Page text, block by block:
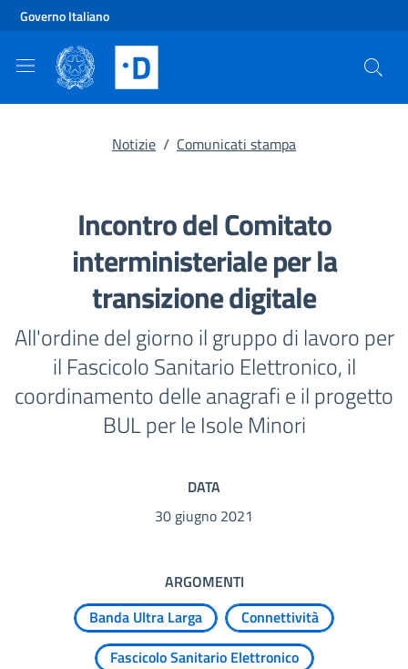
Vai al contenuto principale
Vai al footer
Governo Italiano
Notizie / Comunicati stampa
Incontro del Comitato
interministeriale per la
transizione digitale
All'ordine del giorno il gruppo di lavoro per
il Fascicolo Sanitario Elettronico, il
coordinamento delle anagrafi e il progetto
BUL per le Isole Minori
DATA
30 giugno 2021
ARGOMENTI
Banda Ultra Larga
Connettività
Fascicolo Sanitario Elettronico